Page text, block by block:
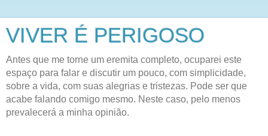
VIVER É PERIGOSO
Antes que me torne um eremita completo, ocuparei este
espaço para falar e discutir um pouco, com simplicidade,
sobre a vida, com suas alegrias e tristezas. Pode ser que
acabe falando comigo mesmo. Neste caso, pelo menos
prevalecerá a minha opinião.